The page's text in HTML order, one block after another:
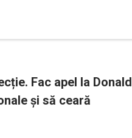
Fac apel la Donald
și să ceară